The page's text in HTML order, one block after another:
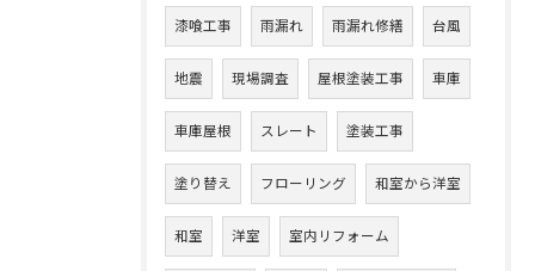
漆喰工事 雨漏れ 雨漏れ修繕 台風
地震 現場調査 屋根塗装工事 車庫
車庫屋根 スレート 塗装工事
塗り替え フローリング 和室から洋室
和室 洋室 室内リフォーム